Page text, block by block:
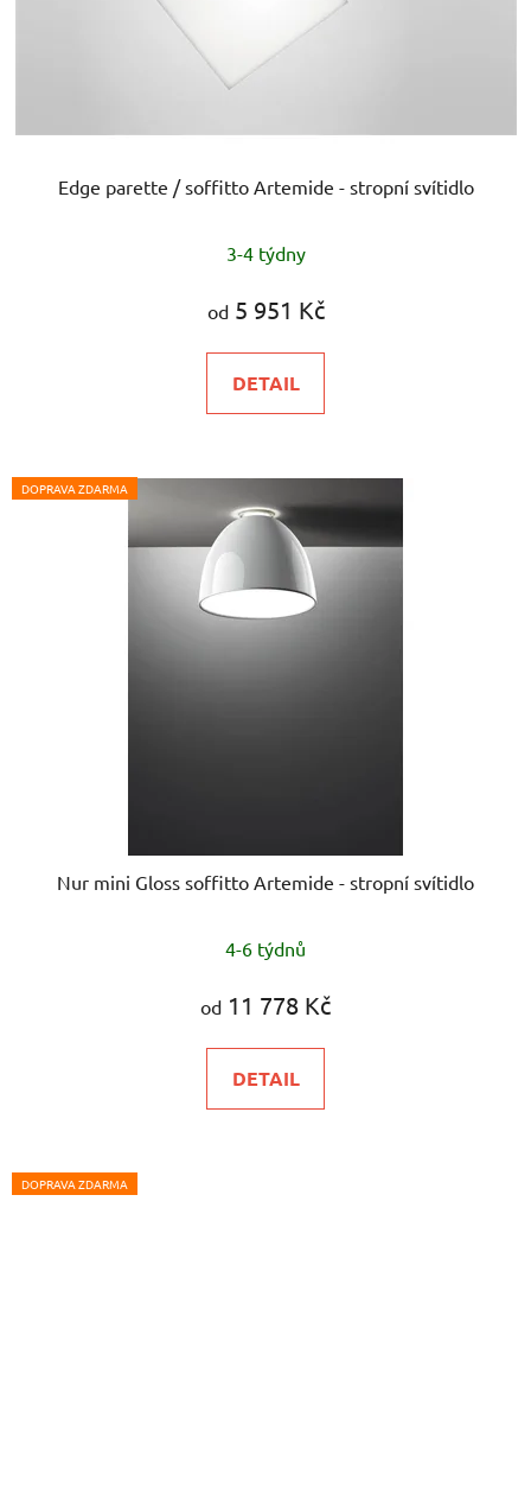
Edge parette / soffitto Artemide - stropní svítidlo
3-4 týdny
od5 951 Kč
DETAIL
DOPRAVA ZDARMA
Nur mini Gloss soffitto Artemide - stropní svítidlo
hodnocení
produktu
5,0
z
4-6 týdnů
od 11 778 Kč
DETAIL
DOPRAVA ZDARMA